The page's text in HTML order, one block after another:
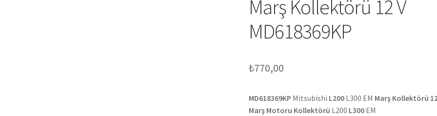
Marş Kollektörü 12 V
MD618369KP
₺770,00
MD618369KP Mitsubishi L200 L300 EM Marş Kollektörü
Marş Motoru Kollektörü L200 L300 EM